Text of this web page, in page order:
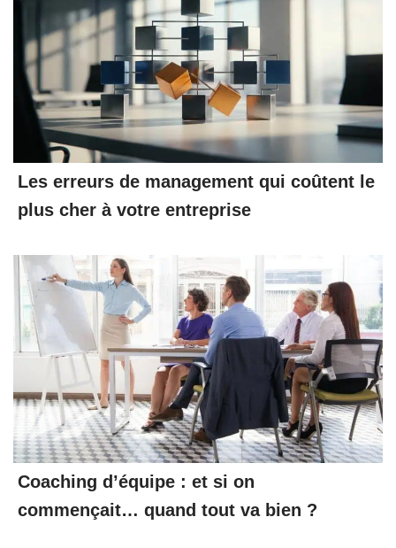
Les erreurs de management qui coûtent le
plus cher à votre entreprise
Coaching d’équipe : et si on
commençait… quand tout va bien ?